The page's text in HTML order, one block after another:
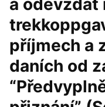
a odevzdat
příjmech a
daních od